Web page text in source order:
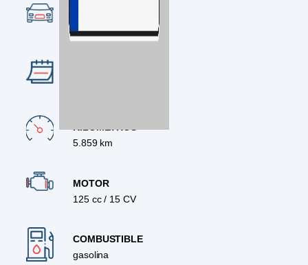
Deportiva
5.859 km
MOTOR
125 cc / 15 CV
COMBUSTIBLE
gasolina